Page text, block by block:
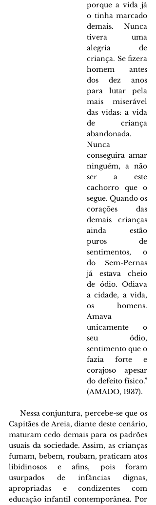
porque a vida já
o tinha marcado
demais. Nunca
tivera uma
alegria de
criança. Se fizera
homem antes
dos dez anos
para lutar pela
mais miserável
das vidas: a vida
de criança
abandonada.
Nunca
conseguira amar
ninguém, a não
ser a este
cachorro que o
segue. Quando os
corações das
demais crianças
ainda estão
puros de
sentimentos, o
do Sem-Pernas
já estava cheio
de ódio. Odiava
a cidade, a vida,
os homens.
Amava
unicamente o
seu ódio,
sentimento que o
fazia forte e
corajoso apesar
do defeito físico.”
(AMADO, 1937).
Capitães de Areia, diante deste cenário,
maturam cedo demais para os padrões
usuais da sociedade. Assim, as crianças
fumam, bebem, roubam, praticam atos
libidinosos e afins, pois foram
usurpados de infâncias dignas,
apropriadas e condizentes com
educação infantil contemporânea. Por